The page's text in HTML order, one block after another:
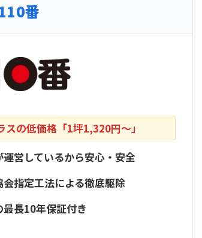
番
スの低価格「1坪1,320円〜」
営しているから安心・安全
会指定工法による徹底駆除
長10年保証付き